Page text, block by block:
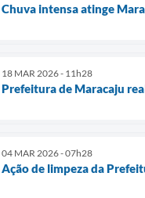
Chuva intensa atinge
18 MAR 2026 - 11h28
Prefeitura de Maracaju
04 MAR 2026 - 07h28
Ação de limpeza da